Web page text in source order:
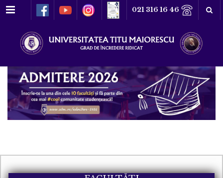
Meniu 021 316 16 46